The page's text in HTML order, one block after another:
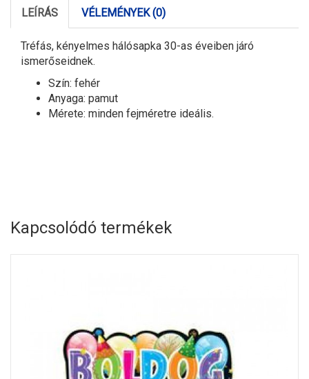
LEÍRÁS VÉLEMÉNYEK (0)
Tréfás, kényelmes hálósapka 30-as éveiben járó
ismerőseidnek.
Szín: fehér
Anyaga: pamut
Mérete: minden fejméretre ideális.
Kapcsolódó termékek